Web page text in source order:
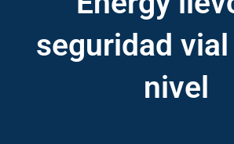
seguridad
nivel